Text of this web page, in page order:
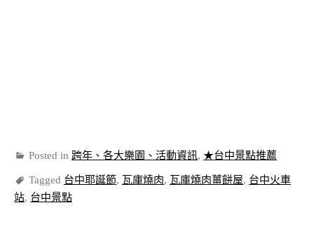
Posted in 跨年、各大樂園、活動資訊, ★台中景點推薦
Tagged 台中耶誕節, 瓦庫燒肉, 瓦庫燒肉薑餅屋, 台中火車
站, 台中景點